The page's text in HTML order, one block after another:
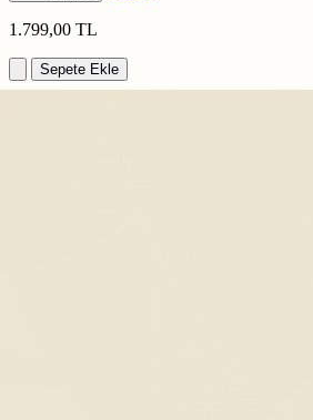
1.799,00 TL
Sepete Ekle